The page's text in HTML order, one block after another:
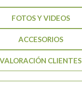
FOTOS Y VIDEOS
ACCESORIOS
VALORACIÓN CLIENTES